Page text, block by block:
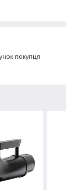
покупця